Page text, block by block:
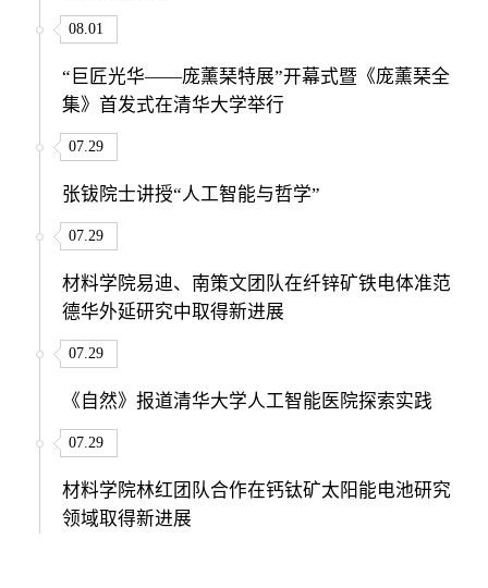
08.01
“巨匠光华——庞薰琹特展”开幕式暨《庞薰琹全
集》首发式在清华大学举行
07.29
张钹院士讲授“人工智能与哲学”
07.29
材料学院易迪、南策文团队在纤锌矿铁电体准范
德华外延研究中取得新进展
07.29
《自然》报道清华大学人工智能医院探索实践
07.29
材料学院林红团队合作在钙钛矿太阳能电池研究
领域取得新进展